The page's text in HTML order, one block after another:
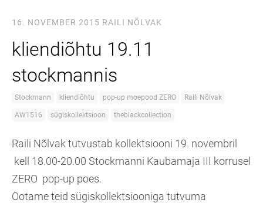
16. NOVEMBER 2015 RAILI NÕLVAK
kliendiõhtu 19.11
stockmannis
Stockmann kliendiõhtu pop-up moepood ZERO Raili Nõlvak
AW1516 sügiskollektsioon theblackcollection
Raili Nõlvak tutvustab kollektsiooni 19. novembril
kell 18.00-20.00 Stockmanni Kaubamaja III korrusel
ZERO pop-up poes.
Ootame teid sügiskollektsiooniga tutvuma